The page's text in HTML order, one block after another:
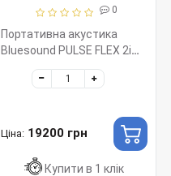
0
Портативна акустика
Bluesound PULSE FLEX 2i
Ціна: 19200 грн
Купити в 1 клік